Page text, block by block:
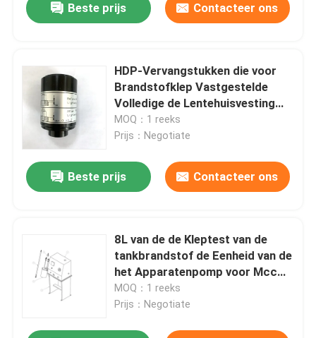
Thuis
Video's
Beste prijs Contacteer ons
HDP-Vervangstukken die voor
Brandstofklep Vastgestelde
Volledige de Lentehuisvesting
testen
MOQ：1 reeks
Prijs：Negotiate
Beste prijs Contacteer ons
8L van de de Kleptest van de
tankbrandstof de Eenheid van de
het Apparatenpomp voor Mcc
Dieselmotor van Meb Mec
MOQ：1 reeks
Prijs：Negotiate